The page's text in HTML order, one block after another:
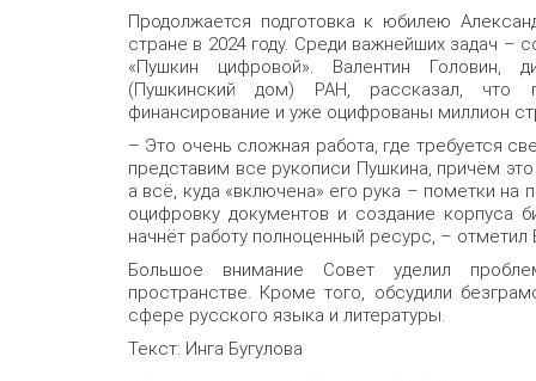
Продолжается подготовка к юбилею
стране в 2024 году. Среди важнейших задач –
«Пушкин цифровой». Валентин Головин,
(Пушкинский дом) РАН, рассказал, что
финансирование и уже оцифрованы миллион
– Это очень сложная работа, где требуется
представим все рукописи Пушкина, причём
а всё, куда «включена» его рука – пометки на
оцифровку документов и создание корпуса
начнёт работу полноценный ресурс, – отметил
Большое внимание Совет уделил
пространстве. Кроме того, обсудили
сфере русского языка и литературы.
Текст: Инга Бугулова